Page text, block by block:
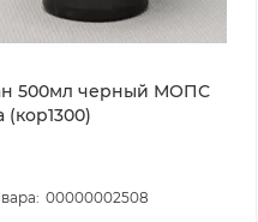
500мл черный МОПС
(кор1300)
00000002508